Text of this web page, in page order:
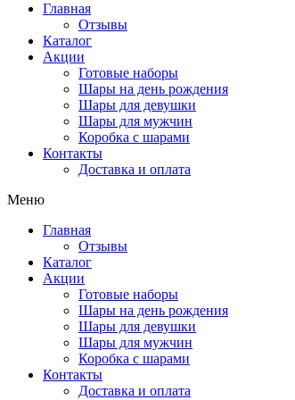
Главная
Отзывы
Каталог
Акции
Готовые наборы
Шары на день рождения
Шары для девушки
Шары для мужчин
Коробка с шарами
Контакты
Доставка и оплата
Меню
Главная
Отзывы
Каталог
Акции
Готовые наборы
Шары на день рождения
Шары для девушки
Шары для мужчин
Коробка с шарами
Контакты
Доставка и оплата